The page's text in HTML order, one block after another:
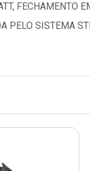
FECHAMENTO
PELO SISTEMA